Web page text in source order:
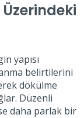
Üzerindeki
yapısı
belirtilerini
dökülme
Düzenli
daha parlak bir